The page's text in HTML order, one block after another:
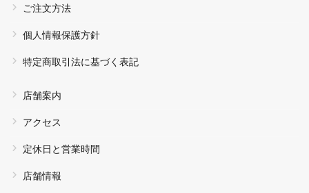
ご注文方法
個人情報保護方針
特定商取引法に基づく表記
店舗案内
アクセス
定休日と営業時間
店舗情報